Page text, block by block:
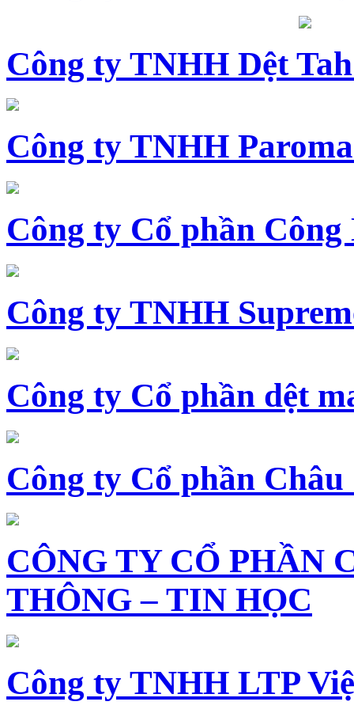
Công ty TNHH Dệt
Công ty TNHH
Công ty Cổ phần Công
Công ty TNHH
Công ty Cổ phần dệt
Công ty Cổ phần Châu
CÔNG TY CỔ PHẦN
THÔNG – TIN HỌC
Công ty TNHH LTP